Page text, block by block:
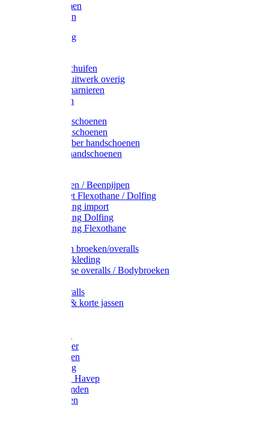
Lijmklemmen
Waterpassen
Bouwbeslag
Grendels/schuifen
Hang en sluitwerk overig
Hengen/scharnieren
Scharnieren
Latex handschoenen
Leren handschoenen
PVC / Rubber handschoenen
Katoenen handschoenen
Plukmouwen / Beenpijpen
Reparatieset Flexothane / Dolfing
Regenkleding import
Regenkleding Dolfing
Regenkleding Flexothane
Toebehoren broeken/overalls
Signalisatiekleding
Amerikaanse overalls / Bodybroeken
Kinderoveralls
Stofjassen & korte jassen
Bodywarmer
Werkbroeken
Zaagkleding
Werkjassen Havep
Thermohemden
Overhemden